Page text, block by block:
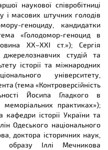
наукової співробітниці
і масових штучних голодів
геноциду, кандидатки
«Голодомор-геноцид в
ХХ–ХХІ ст.»); Сергія
студій та
історії та міжнародних
університету,
(тема «Контроверсійність
Йосипа Гладкого в
меморіальних практиках»);
історії України та
Одеського національного
доктора історичних наук,
образу Іллі Мечникова